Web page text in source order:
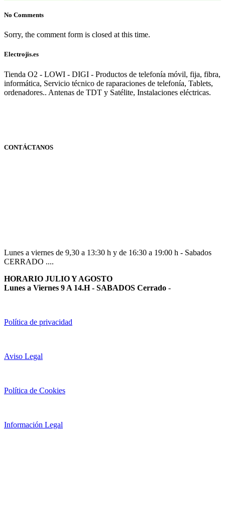
No Comments
Sorry, the comment form is closed at this time.
Electrojis.es
Tienda O2 - LOWI - DIGI - Productos de telefonía móvil, fija, fibra,
informática, Servicio técnico de raparaciones de telefonía, Tablets,
ordenadores.. Antenas de TDT y Satélite, Instalaciones eléctricas.
CONTÁCTANOS
Lunes a viernes de 9,30 a 13:30 h y de 16:30 a 19:00 h - Sabados
CERRADO ....
HORARIO JULIO Y AGOSTO
Lunes a Viernes 9 A 14.H - SABADOS Cerrado -
Política de privacidad
Aviso Legal
Política de Cookies
Información Legal